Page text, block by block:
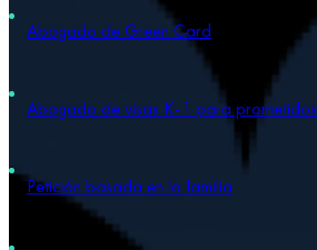
Abogado de Green Card
Abogado de visas K-1 para prometidos
Petición basada en la familia